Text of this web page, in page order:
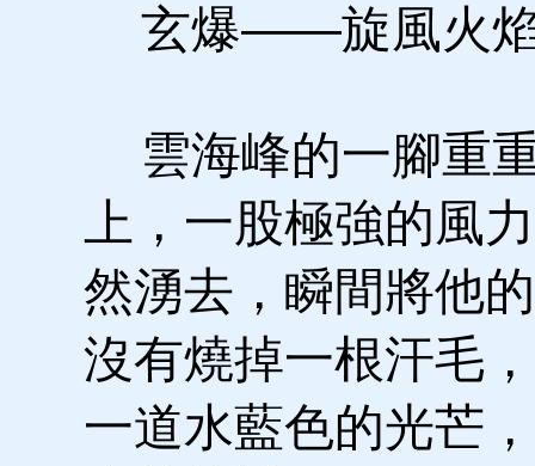
玄爆——旋風火
雲海峰的一腳重
上，一股極強的風
然湧去，瞬間將他
沒有燒掉一根汗毛
一道水藍色的光芒